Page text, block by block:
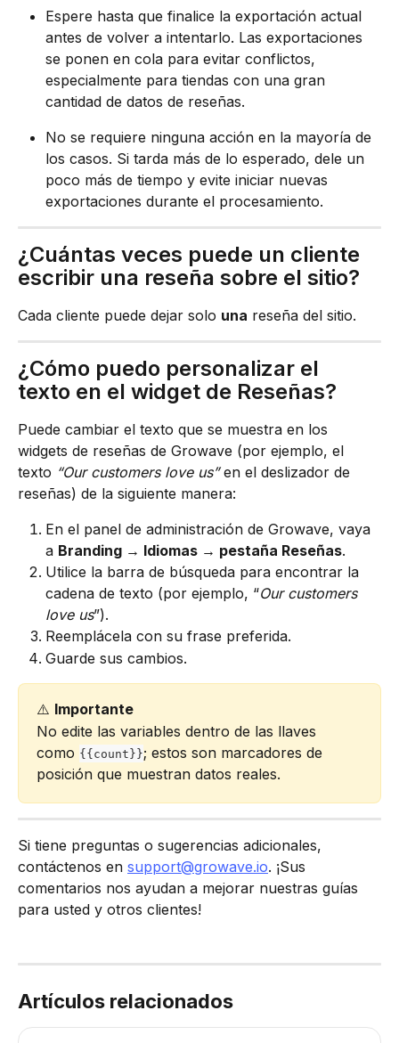
Espere hasta que finalice la exportación actual
antes de volver a intentarlo. Las exportaciones
se ponen en cola para evitar conflictos,
especialmente para tiendas con una gran
cantidad de datos de reseñas.
No se requiere ninguna acción en la mayoría de
los casos. Si tarda más de lo esperado, dele un
poco más de tiempo y evite iniciar nuevas
exportaciones durante el procesamiento.
¿Cuántas veces puede un cliente
escribir una reseña sobre el sitio?
Cada cliente puede dejar solo una reseña del sitio.
¿Cómo puedo personalizar el
texto en el widget de Reseñas?
Puede cambiar el texto que se muestra en los
widgets de reseñas de Growave (por ejemplo, el
texto “Our customers love us” en el deslizador de
reseñas) de la siguiente manera:
En el panel de administración de Growave, vaya
a Branding → Idiomas → pestaña Reseñas.
Utilice la barra de búsqueda para encontrar la
cadena de texto (por ejemplo, “Our customers
love us”).
Reemplácela con su frase preferida.
Guarde sus cambios.
⚠️ Importante
No edite las variables dentro de las llaves
como {{count}}; estos son marcadores de
posición que muestran datos reales.
Si tiene preguntas o sugerencias adicionales,
contáctenos en support@growave.io. ¡Sus
comentarios nos ayudan a mejorar nuestras guías
para usted y otros clientes!
Artículos relacionados